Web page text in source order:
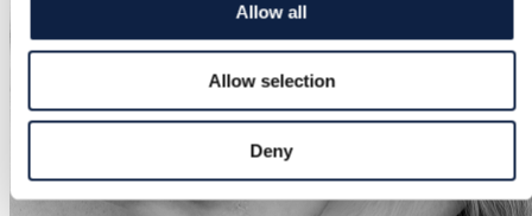
Allow all
Allow selection
Deny